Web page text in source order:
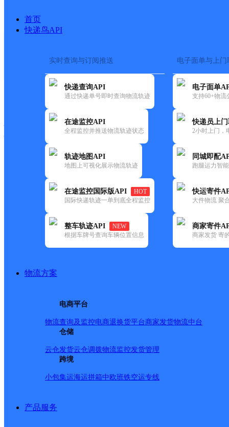
首页
快递鸟API
实时查询与订阅推送
快递查询API
通过快递单号即时查询物流轨迹
在途监控API
全程监控并推送物流轨迹状态
轨迹地图API
地图上可视化展示物流轨迹
在途监控国际版API
HOT
国际快递轨迹一单到底全程监控
整车轨迹API
NEW
根据车牌号查询车辆位置信息
电子面单与上门
电子面单
支持60+物流
快递员上
2小时上门，
同城即配
跑腿运力智
快运寄件
大件物流 聚
商家寄件
商家发货 寄
物流方案
电商平台
物流查询及监控电商退换货平台商家发货物流中台
仓储
云仓发货云仓调拨物流监控发货管理
跨境
小包集运海运拼箱中欧班铁空运专线
产品服务
快运大全 快递时效
极兔
雅安宝兴网点
更新时间：2021-11-26 00:00:00
所属快递：极兔速递
所属区域：四川省-雅安市-宝兴县
网点地址：宝兴县两河口
网点负责人：